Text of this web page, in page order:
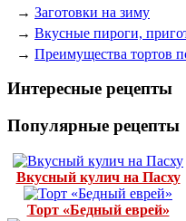
→ Заготовки на зиму
→ Вкусные пироги,
→ Преимущества тортов
Интересные рецепты
Популярные рецепты
Вкусный кулич на Пасху
Торт «Бедный еврей»